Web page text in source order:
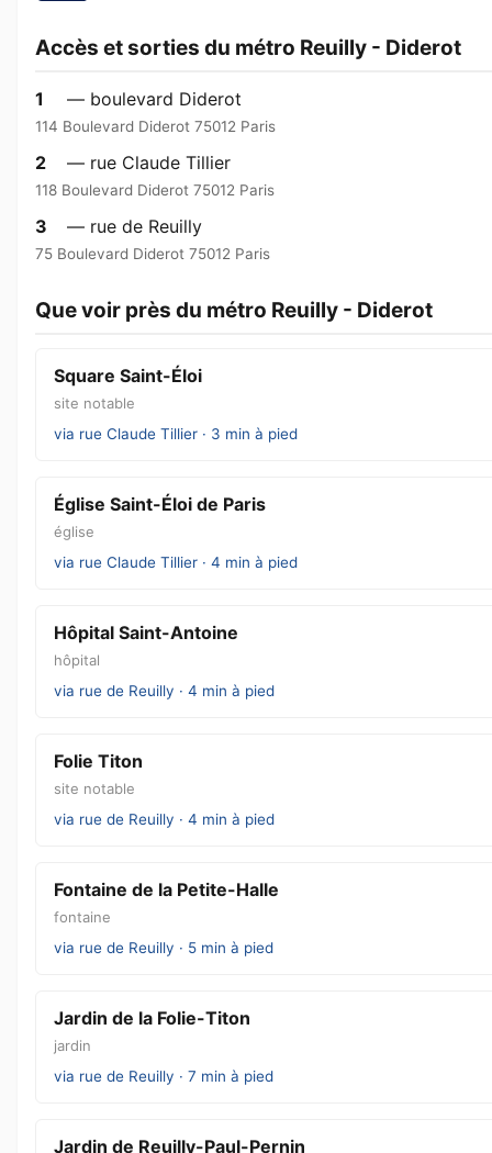
Accès et sorties du métro Reuilly - Diderot
1 — boulevard Diderot
114 Boulevard Diderot 75012 Paris
2 — rue Claude Tillier
118 Boulevard Diderot 75012 Paris
3 — rue de Reuilly
75 Boulevard Diderot 75012 Paris
Que voir près du métro Reuilly - Diderot
Square Saint-Éloi
site notable
via rue Claude Tillier · 3 min à pied
Église Saint-Éloi de Paris
église
via rue Claude Tillier · 4 min à pied
Hôpital Saint-Antoine
hôpital
via rue de Reuilly · 4 min à pied
Folie Titon
site notable
via rue de Reuilly · 4 min à pied
Fontaine de la Petite-Halle
fontaine
via rue de Reuilly · 5 min à pied
Jardin de la Folie-Titon
jardin
via rue de Reuilly · 7 min à pied
Jardin de Reuilly-Paul-Pernin